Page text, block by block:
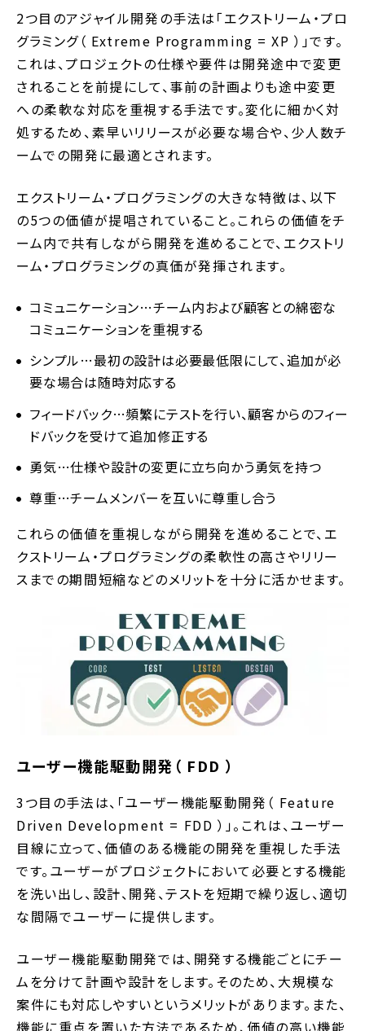
2つ目のアジャイル開発の手法は「エクストリーム・プロ
グラミング（ Extreme Programming = XP ）」です。
これは、プロジェクトの仕様や要件は開発途中で変更
されることを前提にして、事前の計画よりも途中変更
への柔軟な対応を重視する手法です。変化に細かく対
処するため、素早いリリースが必要な場合や、少人数チ
ームでの開発に最適とされます。
エクストリーム・プログラミングの大きな特徴は、以下
の5つの価値が提唱されていること。これらの価値をチ
ーム内で共有しながら開発を進めることで、エクストリ
ーム・プログラミングの真価が発揮されます。
コミュニケーション…チーム内および顧客との綿密な
コミュニケーションを重視する
シンプル…最初の設計は必要最低限にして、追加が必
要な場合は随時対応する
フィードバック…頻繁にテストを行い、顧客からのフィー
ドバックを受けて追加修正する
勇気…仕様や設計の変更に立ち向かう勇気を持つ
尊重…チームメンバーを互いに尊重し合う
これらの価値を重視しながら開発を進めることで、エ
クストリーム・プログラミングの柔軟性の高さやリリー
スまでの期間短縮などのメリットを十分に活かせます。
ユーザー機能駆動開発（ FDD ）
3つ目の手法は、「ユーザー機能駆動開発（ Feature
Driven Development = FDD ）」。これは、ユーザー
目線に立って、価値のある機能の開発を重視した手法
です。ユーザーがプロジェクトにおいて必要とする機能
を洗い出し、設計、開発、テストを短期で繰り返し、適切
な間隔でユーザーに提供します。
ユーザー機能駆動開発では、開発する機能ごとにチー
ムを分けて計画や設計をします。そのため、大規模な
案件にも対応しやすいというメリットがあります。また、
機能に重点を置いた方法であるため、価値の高い機能